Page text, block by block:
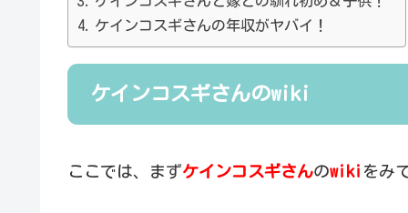
ケインコスギさんの年収がヤバイ！
ケインコスギさんのwiki
ここでは、まずケインコスギさんのwiki をみ